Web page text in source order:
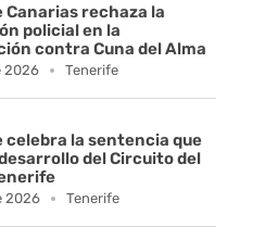
Canarias rechaza la
policial en la
contra Cuna del Alma
2026 Tenerife
celebra la sentencia que
del Circuito del
2026 Tenerife